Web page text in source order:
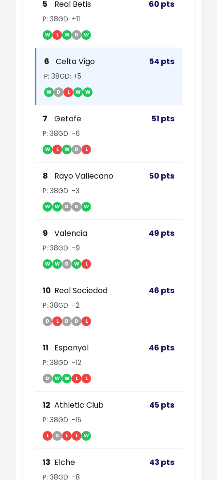
5 Real Betis 60 pts
P: 38GD: +11
W L W D W
6 Celta Vigo 54 pts
P: 38GD: +5
W D L W W
7 Getafe 51 pts
P: 38GD: -6
W L W D L
8 Rayo Vallecano 50 pts
P: 38GD: -3
W W D D W
9 Valencia 49 pts
P: 38GD: -9
W W D W L
10 Real Sociedad 46 pts
P: 38GD: -2
D L D D L
11 Espanyol 46 pts
P: 38GD: -12
D W W L L
12 Athletic Club 45 pts
P: 38GD: -15
L D L L W
13 Elche 43 pts
P: 38GD: -8